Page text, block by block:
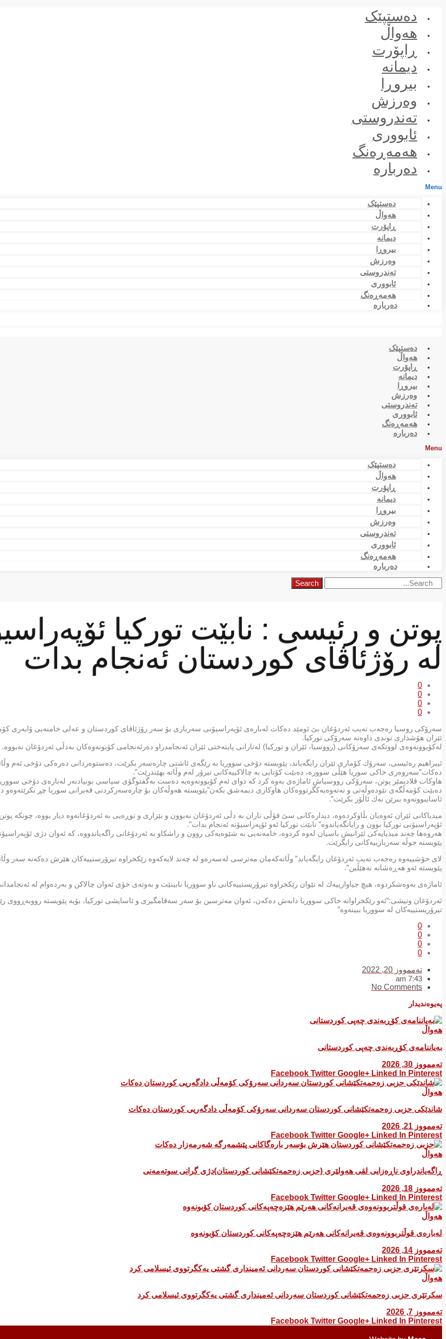
دەستپێک
هەواڵ
ڕاپۆرت
دیمانە
بیروڕا
وەرزش
تەندروستی
ئابووری
هەمەڕەنگ
دەربارە
Menu
دەستپێک
هەواڵ
ڕاپۆرت
دیمانە
بیروڕا
وەرزش
تەندروستی
ئابووری
هەمەڕەنگ
دەربارە
دەستپێک
هەواڵ
ڕاپۆرت
دیمانە
بیروڕا
وەرزش
تەندروستی
ئابووری
هەمەڕەنگ
دەربارە
Menu
دەستپێک
هەواڵ
ڕاپۆرت
دیمانە
بیروڕا
وەرزش
تەندروستی
ئابووری
هەمەڕەنگ
دەربارە
Search
پوتن و رئیسی : نابێت توركیا
لە رۆژئاڤای كوردستان ئەنجام بدات
0
0
0
0
سەرۆكی روسیا رەجەب تەیب ئەردۆغان بێ ئومێد دەكات لەبارەی ئۆپەراسیۆنی سەربازی بۆ سەر رۆژئاڤای كوردستان و عەلی خامنەیی ۆابەری
ئێران هۆشداری توندی داوەتە سەرۆكی توركیا.
لەكۆبوونەوەی لووتكەی سەرۆكانی (رووسیا، ئێران و توركیا) لەتارانی پایتەختی ئێران ئەنجامدراو دەرئەنجامی كۆبونەوەكان بەدڵی ئەردۆغان نەبووە.
ئیبراهیم رەئیسی، سەرۆك كۆماری ئێران رایگەیاند، پێویستە دۆخی سووریا بە رێگەی ئاشتی چارەسەر بكرێت، دەستوەردانی دەرەكی دۆخی ئەم
دەكات”سەروەری خاكی سوریا هێڵی سوورە، دەبێت كۆتایی بە چالاكییەكانی تیرۆر لەم وڵاتە بهێندرێت”.
هاوكات ڤلادیمێر پوتن، سەرۆكی رووسیاش ئاماژەی بەوە كرد كە دوای ئەم كۆبوونەوەیە دەست بەگفتوگۆی سیاسی بونیادنەر لەبارەی دۆخی
دەبێت كۆمەڵگەی نێودەوڵەتی و نەتەوەیەكگرتووەكان هاوكاری دیمەشق بكەن”پێویستە هەوڵەكان بۆ چارەسەركردنی قەیرانی سوریا چڕ بكرێتەوەو
ئاسایبوونەوە ببرێن نەك ئاڵۆز بكرێت”.
میدیاكانی ئێران ئەوەیان بڵاوكردەوە، دیدارەكانی سێ قۆڵی تاران بە دڵی ئەردۆغان نەبوون و بێزاری و توڕەیی بە ئەردۆغانەوە دیار بووە، چونكە
ئۆپەراسیۆنی توركیا بوون و رایانگەیاندوە” نابێت توركیا ئەو ئۆپەراسیۆنە ئەنجام بدات”.
هەروەها چەند میدیایەكی ئێرانیش باسیان لەوە كردوە، خامەنەیی بە شێوەیەكی روون و راشكاو بە ئەردۆغانی راگەیاندووە، كە ئەوان دژی
پێویستە جوڵە سەربازییەكانی رابگرێت.
لای خۆشییەوە رەجەب تەیب ئەردۆغان رایگەیاند” وڵاتەكەمان مەترسی لەسەرەو لە چەند لایەكەوە رێكخراوە تیرۆرستییەكان هێرش دەكەنە سەر
پێویستە ئەو هەڕەشانە نەهێڵین”.
ئاماژەی بەوەشكردوە، هیچ جیاوازییەك لە نێوان رێكخراوە تیرۆریستییەكانی ناو سووریا نابینێت و بەوتەی خۆی ئەوان چالاكن و بەردەوام لە
ئەردۆغان وتیشی:”ئەو رێكخراوانە خاكی سووریا دابەش دەكەن، ئەوان مەترسین بۆ سەر سەقامگیری و ئاسایشی توركیا، بۆیە پێویستە رووبەڕووی
تیرۆریستییەكان لە سووریا ببینەوە”
0
0
0
0
تەممووز 20, 2022
7:43 am
No Comments
پەیوەندیدار
هەواڵ
بەیاننامەی کۆڕبەندی چەپی کوردستانی
تەممووز 30, 2026
Facebook Twitter Google+ Linked In Pinterest
هەواڵ
شاندێکی حزبی زەحمەتکێشانی کوردستان سەردانی سەرۆکی کۆمەڵی دادگەریی کوردستان دەکات
تەممووز 21, 2026
Facebook Twitter Google+ Linked In Pinterest
هەواڵ
ڕاگەیاندراوی ناڕەزایی لقی هەولێری (حزبی زەحمەتکێشانی کوردستان)دژی گرانی سوتەمەنی
تەممووز 18, 2026
Facebook Twitter Google+ Linked In Pinterest
هەواڵ
لەبارەی قوڵتربوونەوەی قەیرانەكانی هەرێم هێزەچەپەكانی كوردستان كۆبونەوە
تەممووز 14, 2026
Facebook Twitter Google+ Linked In Pinterest
هەواڵ
سکرتێری حزبی زەحمەتکێشانی کوردستان سەردانی ئەمینداری گشتی یەکگرتووی ئیسلامی کرد
تەممووز 7, 2026
Facebook Twitter Google+ Linked In Pinterest